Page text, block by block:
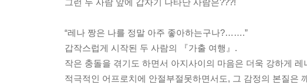
그런 두 사람 앞에 갑자기 나타난 사람은???!
“레나 짱은 나를 정말 아주 좋아하는구나?…….”
갑작스럽게 시작된 두 사람의 『가출 여행』.
작은 충돌을 겪기도 하면서 아지사이의 마음은 더욱 강하게 레
적극적인 어프로치에 안절부절못하면서도, 그 감정의 본질은